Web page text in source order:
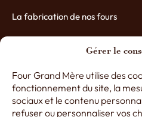
Gérer le
Four Grand Mère utilise des
fonctionnement du site, la
sociaux et le contenu
refuser ou personnaliser vos
La fabrication de nos fours
Les atouts de nos fours
Nos partenaires